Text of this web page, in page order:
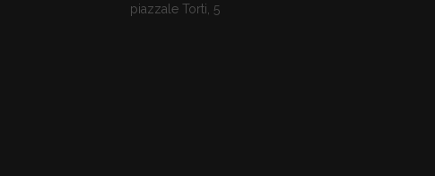
piazzale Torti, 5